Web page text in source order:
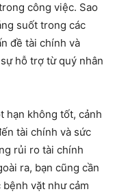
công việc. Sao
suốt trong các
đề tài chính và
hỗ trợ từ quý nhân
hạn không tốt, cảnh
tài chính và sức
rủi ro tài chính
ra, bạn cũng cần
vặt như cảm